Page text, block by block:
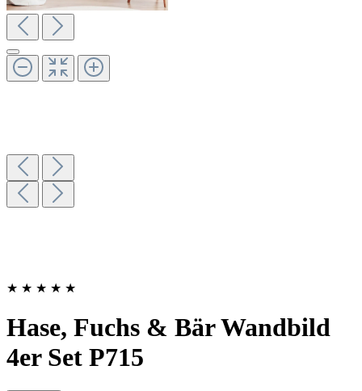
★ ★ ★ ★ ★
Hase, Fuchs & Bär Wandbild
4er Set P715